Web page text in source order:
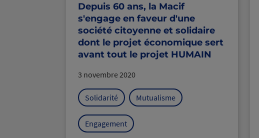
Depuis 60 ans, la Macif
s'engage en faveur d'une
société citoyenne et solidaire
dont le projet économique sert
avant tout le projet HUMAIN
3 novembre 2020
Solidarité Mutualisme
Engagement